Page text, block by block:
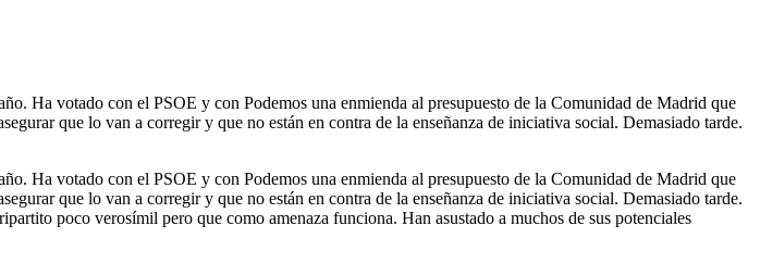
Ha votado con el PSOE y con Podemos una enmienda al presupuesto de la Comunidad de Madrid que
que lo van a corregir y que no están en contra de la enseñanza de iniciativa social. Demasiado tarde.
Ha votado con el PSOE y con Podemos una enmienda al presupuesto de la Comunidad de Madrid que
que lo van a corregir y que no están en contra de la enseñanza de iniciativa social. Demasiado tarde.
poco verosímil pero que como amenaza funciona. Han asustado a muchos de sus potenciales